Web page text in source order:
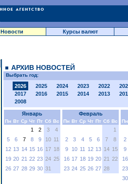
Новости Курсы валют
АРХИВ НОВОСТЕЙ
Выбрать год:
2026 2025 2024 2023 2022
2017
2016 2015 2014 2013
2008
Январь
Пн Вт Ср Чт Пт Сб Вс
1 2 3
4
5
6 7 8 9 10 11
12 13 14 15 16 17 18
19 20 21 22 23 24 25
26 27 28 29 30 31
Февраль
Пн Вт Ср Чт Пт Сб Вс
1
2
3 4 5 6 7
8
9
10 11 12 13 14 15
16 17 18 19 20 21 22
23 24 25 26 27 28
Пн
2
9
16
23
30